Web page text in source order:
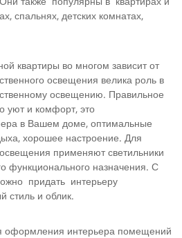
спальнях, детских комнатах,
квартиры во многом зависит от
освещения велика роль в
освещению. Правильное
уют и комфорт, это
в Вашем доме, оптимальные
хорошее настроение. Для
применяют светильники
функционального назначения. С
придать интерьеру
стиль и облик.
оформления интерьера помещений